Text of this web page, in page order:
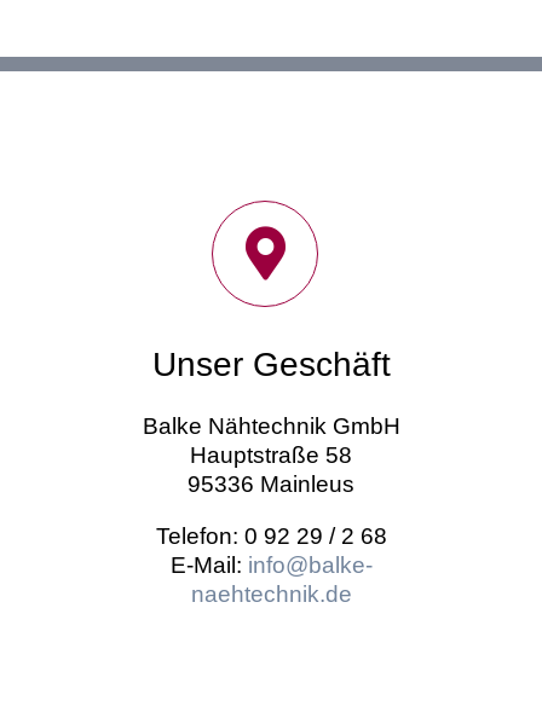
Unser Geschäft
Balke Nähtechnik GmbH
Hauptstraße 58
95336 Mainleus
Telefon: 0 92 29 / 2 68
E-Mail: info@balke-
naehtechnik.de